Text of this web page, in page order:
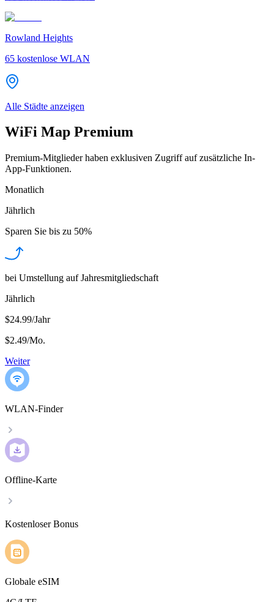
Rowland Heights
65 kostenlose WLAN
Alle Städte anzeigen
WiFi Map Premium
Premium-Mitglieder haben exklusiven Zugriff auf zusätzliche In-
App-Funktionen.
Monatlich
Jährlich
Sparen Sie bis zu 50%
bei Umstellung auf Jahresmitgliedschaft
Jährlich
$24.99/Jahr
$2.49/Mo.
Weiter
WLAN-Finder
Offline-Karte
Kostenloser Bonus
Globale eSIM